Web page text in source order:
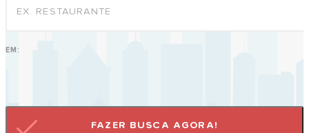
EM:
FAZER BUSCA AGORA!